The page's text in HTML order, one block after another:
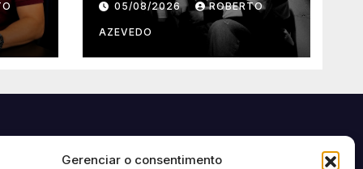
Gerenciar o consentimento
segunda música de
trabalho de seu
novo álbum pela
05/08/2026 ROBERTO
AZEVEDO